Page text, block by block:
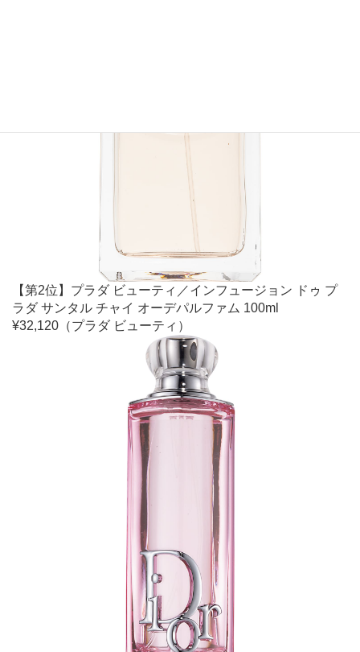
【第2位】プラダ ビューティ／インフュージョン ドゥ プ
ラダ サンタル チャイ オーデパルファム 100ml
¥32,120（プラダ ビューティ）